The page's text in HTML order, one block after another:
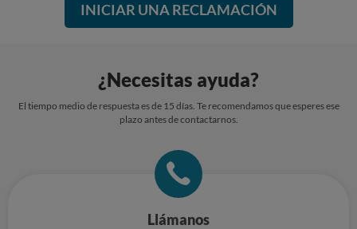
INICIAR UNA RECLAMACIÓN
¿Necesitas ayuda?
El tiempo medio de respuesta es de 15 días. Te recomendamos que esperes ese
plazo antes de contactarnos.
Llámanos